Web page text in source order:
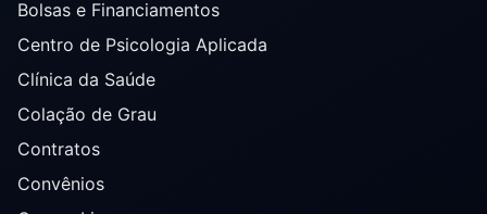
Bolsas e Financiamentos
Centro de Psicologia Aplicada
Clínica da Saúde
Colação de Grau
Contratos
Convênios